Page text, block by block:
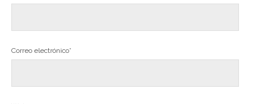
Correo electrónico*